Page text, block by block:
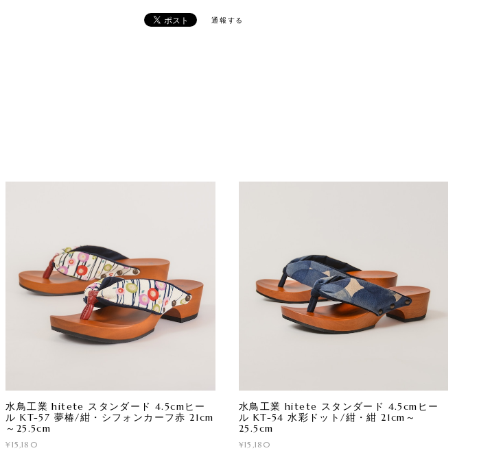
通報する
水鳥工業 hitete スタンダード 4.5cmヒー
ル KT-57 夢椿/紺・シフォンカーフ赤 21cm
～25.5cm
¥15,180
水鳥工業 hitete スタンダード 4.5cmヒー
ル KT-54 水彩ドット/紺・紺 21cm～
25.5cm
¥15,180